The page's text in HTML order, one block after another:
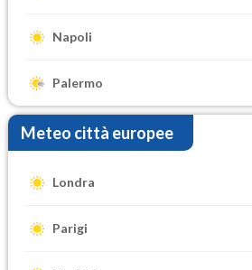
Napoli
Palermo
Meteo città europee
Londra
Parigi